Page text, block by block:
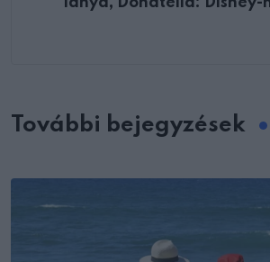
További bejegyzések